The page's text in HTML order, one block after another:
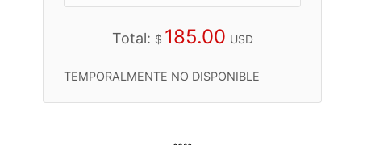
Total: $ 185.00 USD
TEMPORALMENTE NO DISPONIBLE